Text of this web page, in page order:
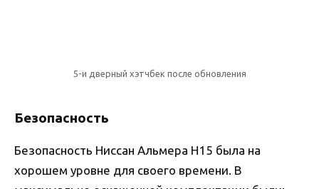
5-и дверный хэтчбек после обновления
Безопасность
Безопасность Ниссан Альмера Н15 была на
хорошем уровне для своего времени. В